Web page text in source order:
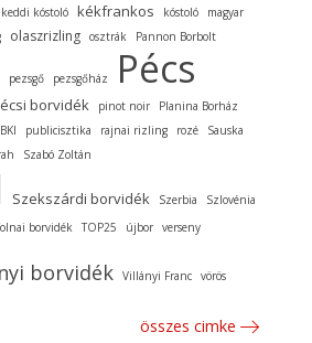
keddi kóstoló kékfrankos kóstoló
magyar
olaszrizling osztrák Pannon Borbolt
pezsgő pezsgőház Pécs
borvidék pinot noir
Planina Borház
publicisztika rajnai rizling rozé
Sauska
Szabó Zoltán
Szekszárdi borvidék Szerbia Szlovénia
borvidék TOP25 újbor verseny
borvidék Villányi Franc vörös
összes cimke